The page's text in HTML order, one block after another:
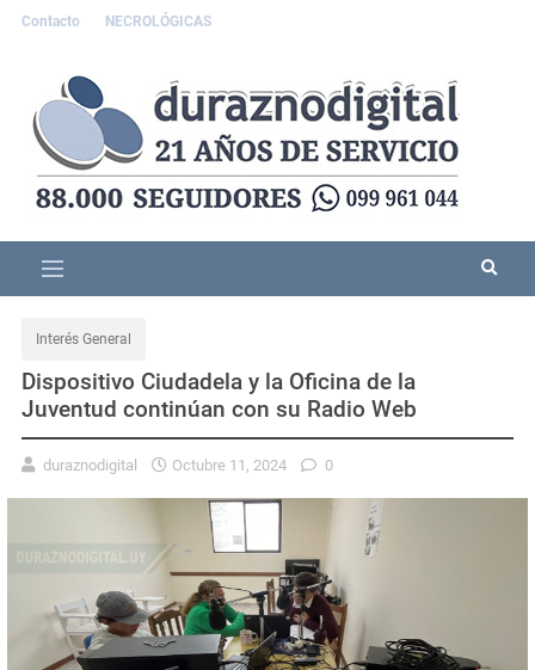
Contacto NECROLÓGICAS
Interés General
Dispositivo Ciudadela y la Oficina de la
Juventud continúan con su Radio Web
duraznodigital Octubre 11, 2024 0